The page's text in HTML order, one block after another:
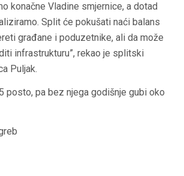
konačne Vladine smjernice, a dotad
Split će pokušati naći balans
građane i poduzetnike, ali da može
infrastrukturu”, rekao je splitski
Puljak.
posto, pa bez njega godišnje gubi oko